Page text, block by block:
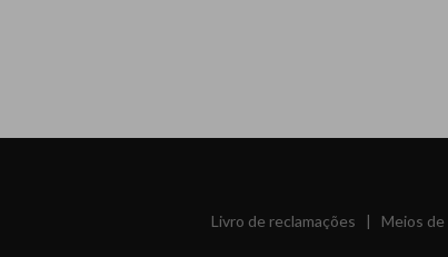
Livro de reclamações | Meios